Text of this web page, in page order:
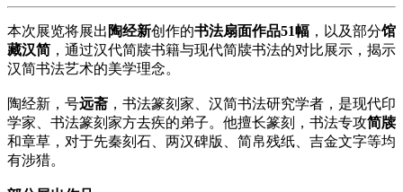
本次展览将展出 陶经新创作的书法扇面作品51幅 ，以及部分馆
藏汉简 ，通过汉代简牍书籍与现代简牍书法的对比展示，揭示
汉简书法艺术的美学理念。
陶经新，号远斋 ，书法篆刻家、汉简书法研究学者，是现代印
学家、书法篆刻家方去疾的弟子。他擅长篆刻，书法专攻简牍
和章草，对于先秦刻石、两汉碑版、简帛残纸、吉金文字等均
有涉猎。